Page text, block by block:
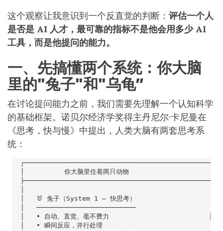
这个观察让我意识到一个反直觉的判断： 评估一个人
是否是 AI 人才，最可靠的指标不是他会用多少 AI
工具，而是他提问的能力。
一、先搞懂两个系统：你大脑
里的"兔子"和"乌龟”
在讨论提问能力之前，我们需要先理解一个认知科学
的基础框架。诺贝尔经济学奖得主丹尼尔·卡尼曼在
《思考，快与慢》中提出，人类大脑有两套思考系
统：